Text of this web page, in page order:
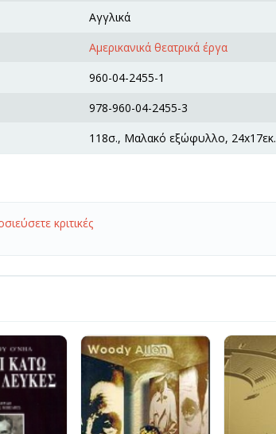
Αγγλικά
Αμερικανικά θεατρικά έργα
960-04-2455-1
978-960-04-2455-3
118σ., Μαλακό εξώφυλλο, 24x17εκ.
κριτικές